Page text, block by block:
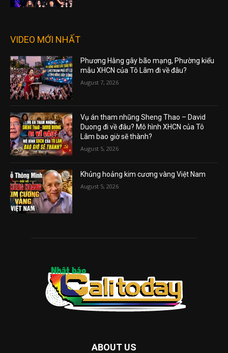
VIDEO MỚI NHẤT
Phương Hằng gây bão mạng, Phường kiểu
mẫu XHCN của Tô Lâm đi về đâu?
August 7, 2026
Vụ án tham nhũng Sheng Thao – David
Duong đi về đâu? Mô hình XHCN của Tô
Lâm bao giờ sẽ thành?
August 5, 2026
Khủng hoảng kim cương vàng Việt Nam
August 5, 2026
ABOUT US